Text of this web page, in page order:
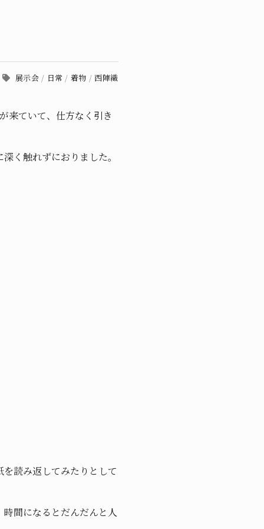
展示会 / 日常 / 着物 /西陣織
来ていて、仕方なく引き
く触れずにおりました。
読み返してみたりとして
間になるとだんだんと人